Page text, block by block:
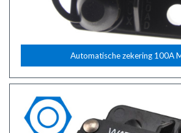
Automatische zekering 100A